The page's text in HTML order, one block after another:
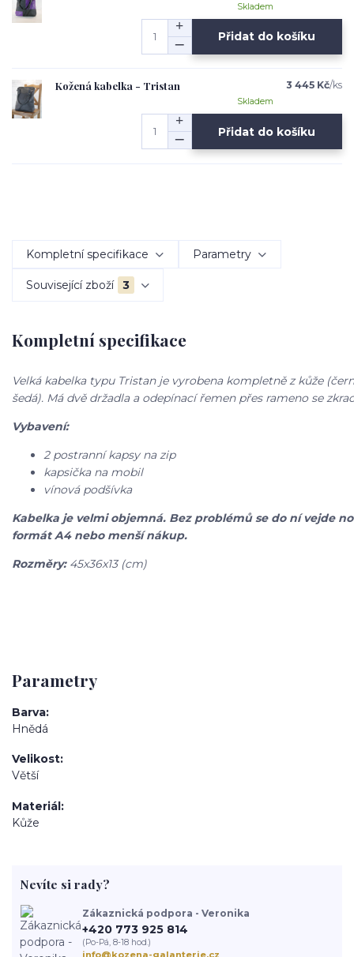
Skladem
Přidat do košíku
Kožená kabelka - Tristan 3 445 Kč/ks
Skladem
Přidat do košíku
Kompletní specifikace Parametry
Související zboží 3
Kompletní specifikace
Velká kabelka typu Tristan je vyrobena kompletně z kůže
šedá). Má dvě držadla a odepínací řemen přes rameno se
Vybavení:
2 postranní kapsy na zip
kapsička na mobil
vínová podšívka
Kabelka je velmi objemná. Bez problémů se do ní vejde
formát A4 nebo menší nákup.
Rozměry: 45x36x13 (cm)
Parametry
Barva
Hnědá
Velikost
Větší
Materiál
Kůže
Nevíte si rady?
Zákaznická podpora - Veronika
+420 773 925 814
(Po-Pá, 8-18 hod.)